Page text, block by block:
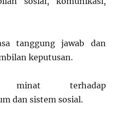
tanggung jawab dan
keputusan.
minat terhadap
dan sistem sosial.